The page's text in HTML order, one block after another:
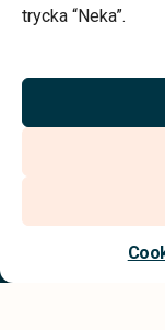
trycka “Neka”.
Vårt systerbolag
Vi är
har högt